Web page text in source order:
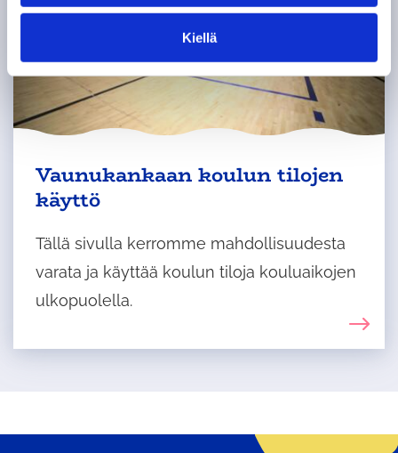
Kiellä
Vaunukankaan koulun tilojen
käyttö
Tällä sivulla kerromme mahdollisuudesta
varata ja käyttää koulun tiloja kouluaikojen
ulkopuolella.